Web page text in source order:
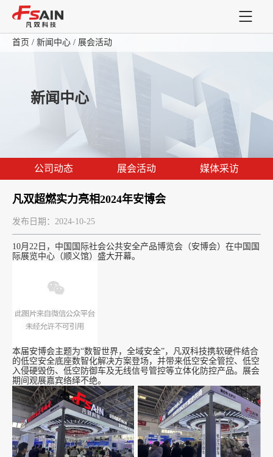
首页
支持与服务
首页 / 新闻中心 / 展会活动
新闻中心
公司动态 展会活动 媒体采访
凡双超燃实力亮相2024年安博会
发布日期：2024-10-25
10月22日，中国国际社会公共安全产品博览会（安博会）在中国国
际展览中心（顺义馆）盛大开幕。
本届安博会主题为“数智世界，全域安全”，凡双科技携软硬件结合
的低空安全底座数智化解决方案登场，并带来低空安全管控、低空
入侵硬毁伤、低空防御车及无线信号管控等立体化防控产品。展会
期间观展嘉宾络绎不绝。